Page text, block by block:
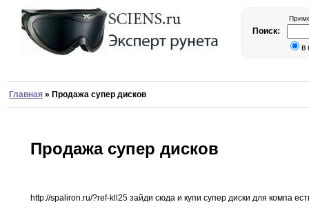
Поиск:
в
Главная » Продажа супер дисков
Продажа супер дисков
http://spaliron.ru/?ref-kll25 зайди сюда и купи супер диски для компа